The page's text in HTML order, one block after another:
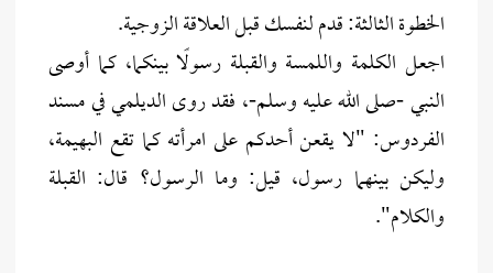
الخطوة الثالثة: قدم لنفسك قبل العلاقة الزوجية.
اجعل الكلمة واللمسة والقبلة رسولًا بينكما، كما أوصى
النبي -صلى الله عليه وسلم-، فقد روى الديلمي في مسند
الفردوس: "لا يقعن أحدكم على امرأته كما تقع البهيمة،
وليكن بينهما رسول، قيل: وما الرسول؟ قال: القبلة
والكلام".